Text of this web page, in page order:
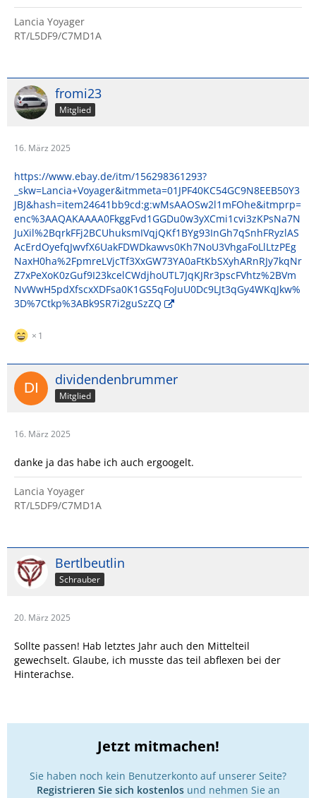
Lancia Yoyager
RT/L5DF9/C7MD1A
fromi23
Mitglied
16. März 2025
https://www.ebay.de/itm/156298361293?
_skw=Lancia+Voyager&itmmeta=01JPF40KC54GC9N8EEB50Y3
JBJ&hash=item24641bb9cd:g:wMsAAOSw2l1mFOhe&itmprp=
enc%3AAQAKAAAA0FkggFvd1GGDu0w3yXCmi1cvi3zKPsNa7N
JuXil%2BqrkFFj2BCUhuksmIVqjQKf1BYg93InGh7qSnhFRyzlAS
AcErdOyefqJwvfX6UakFDWDkawvs0Kh7NoU3VhgaFoLlLtzPEg
NaxH0ha%2FpmreLVjcTf3XxGW73YA0aFtKbSXyhARnRJy7kqNr
Z7xPeXoK0zGuf9I23kcelCWdjhoUTL7JqKJRr3pscFVhtz%2BVm
NvWwH5pdXfscxXDFsa0K1GS5qFoJuU0Dc9LJt3qGy4WKqJkw%
3D%7Ctkp%3ABk9SR7i2guSzZQ
1
dividendenbrummer
Mitglied
16. März 2025
danke ja das habe ich auch ergoogelt.
Lancia Yoyager
RT/L5DF9/C7MD1A
Bertlbeutlin
Schrauber
20. März 2025
Sollte passen! Hab letztes Jahr auch den Mittelteil
gewechselt. Glaube, ich musste das teil abflexen bei der
Hinterachse.
Jetzt mitmachen!
Sie haben noch kein Benutzerkonto auf unserer Seite?
Registrieren Sie sich kostenlosund nehmen Sie an